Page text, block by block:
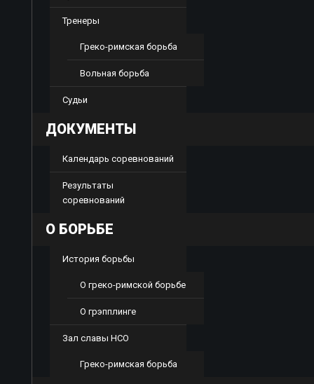
Тренеры
Греко-римская борьба
Вольная борьба
Судьи
ДОКУМЕНТЫ
Календарь соревнований
Результаты
соревнований
О БОРЬБЕ
История борьбы
О греко-римской борьбе
О грэпплинге
Зал славы НСО
Греко-римская борьба